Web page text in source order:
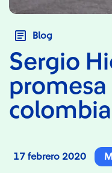
Blog
Sergio
17 febrero 2020